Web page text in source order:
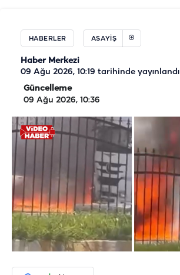
HABERLER ASAYIŞ
Haber Merkezi
09 Ağu 2026, 10:19 tarihinde yayınlandı
Güncelleme
09 Ağu 2026, 10:36